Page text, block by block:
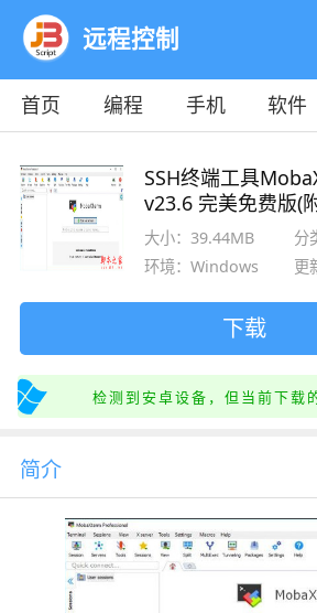
远程控制
首页 编程 手机 软件
SSH终端工具
v23.6 完美免费版(
大小：39.44MB 分
环境：Windows
更
下载
检测到安卓设备，但当前下
简介